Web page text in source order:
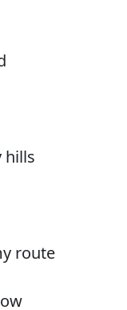
hills
route